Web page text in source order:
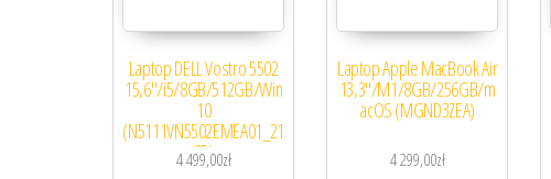
Laptop DELL Vostro 5502
15,6″/i5/8GB/512GB/Win
10
(N5111VN5502EMEA01_21
05)
4 499,00zł
Laptop Apple MacBook Air
13,3″/M1/8GB/256GB/m
acOS (MGND3ZEA)
4 299,00zł